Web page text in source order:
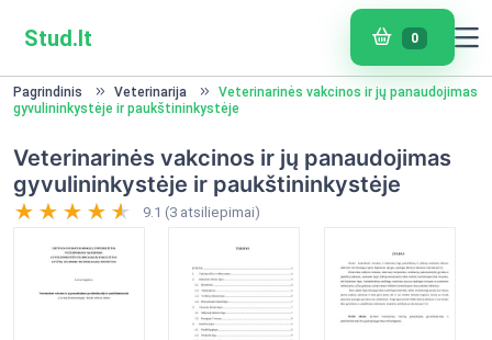
Stud.lt 0
Pagrindinis Veterinarija
Veterinarinės vakcinos ir jų panaudojimas
gyvulininkystėje ir paukštininkystėje
Veterinarinės vakcinos ir jų panaudojimas
gyvulininkystėje ir paukštininkystėje
9.1 (3 atsiliepimai)